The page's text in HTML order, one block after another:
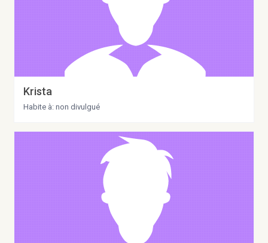
Krista
Habite à: non divulgué